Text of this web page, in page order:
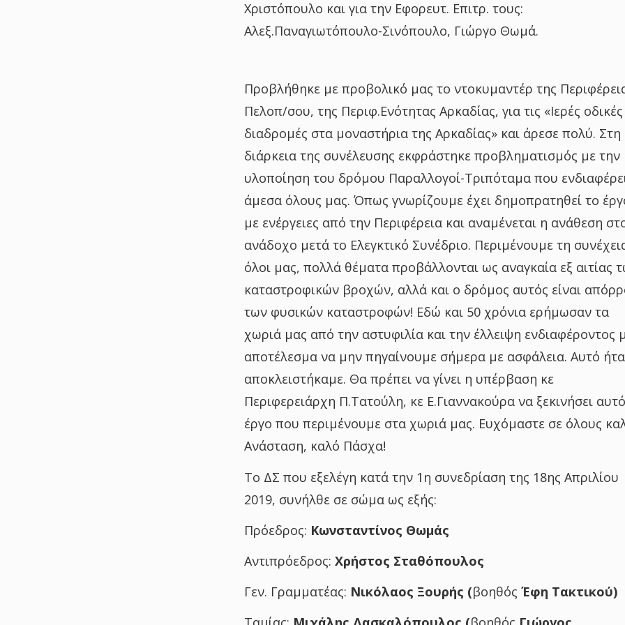
Χριστόπουλο και για την Εφορευτ. Επιτρ. τους:
Αλεξ.Παναγιωτόπουλο-Σινόπουλο, Γιώργο Θωμά.
Προβλήθηκε με προβολικό μας το ντοκυμαντέρ της
Πελοπ/σου, της Περιφ.Ενότητας Αρκαδίας, για τις «Ιερές οδικές
διαδρομές στα μοναστήρια της Αρκαδίας» και άρεσε πολύ. Στη
διάρκεια της συνέλευσης εκφράστηκε προβληματισμός με την
υλοποίηση του δρόμου Παραλλογοί-Τριπόταμα που
άμεσα όλους μας. Όπως γνωρίζουμε έχει δημοπρατηθεί το
με ενέργειες από την Περιφέρεια και αναμένεται η ανάθεση
ανάδοχο μετά το Ελεγκτικό Συνέδριο. Περιμένουμε τη
όλοι μας, πολλά θέματα προβάλλονται ως αναγκαία εξ αιτίας
καταστροφικών βροχών, αλλά και ο δρόμος αυτός είναι
των φυσικών καταστροφών! Εδώ και 50 χρόνια ερήμωσαν τα
χωριά μας από την αστυφιλία και την έλλειψη ενδιαφέροντος
αποτέλεσμα να μην πηγαίνουμε σήμερα με ασφάλεια. Αυτό
αποκλειστήκαμε. Θα πρέπει να γίνει η υπέρβαση κε
Περιφερειάρχη Π.Τατούλη, κε Ε.Γιαννακούρα να ξεκινήσει
έργο που περιμένουμε στα χωριά μας. Ευχόμαστε σε όλους
Ανάσταση, καλό Πάσχα!
Το ΔΣ που εξελέγη κατά την 1η συνεδρίαση της 18ης Απριλίου
2019, συνήλθε σε σώμα ως εξής:
Πρόεδρος: Κωνσταντίνος Θωμάς
Αντιπρόεδρος: Χρήστος Σταθόπουλος
Γεν. Γραμματέας: Νικόλαος Ξουρής (βοηθός Έφη Τακτικού)